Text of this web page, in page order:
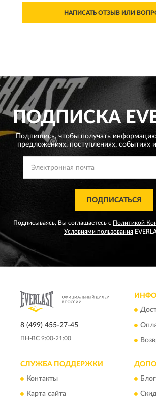
НАПИСАТЬ ОТЗЫВ ИЛИ
ПОДПИСКА
Подпишись, чтобы получать
предложениях, поступлениях, событиях
ПОДПИСАТЬСЯ
Подписываясь, Вы соглашаетесь с Политикой
Условиями пользования
8 (499) 455-27-45
ПН-ВС 9:00-21:00
СЛУЖБА ПОДДЕРЖКИ
Контакты
Карта сайта
Блог